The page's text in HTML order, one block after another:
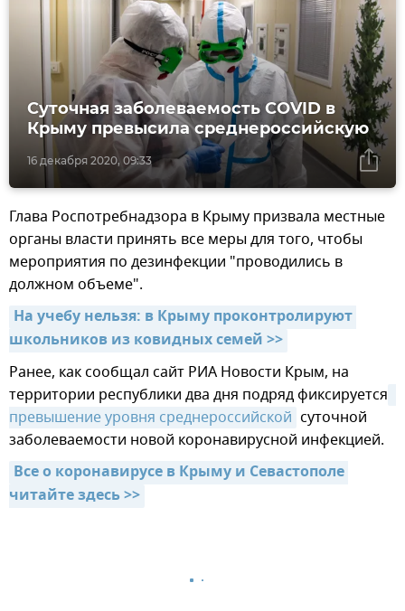
16 декабря 2020, 09:33
Суточная заболеваемость COVID в
Крыму превысила среднероссийскую
Глава Роспотребнадзора в Крыму призвала местные
органы власти принять все меры для того, чтобы
мероприятия по дезинфекции "проводились в
должном объеме".
На учебу нельзя: в Крыму проконтролируют
школьников из ковидных семей >>
Ранее, как сообщал сайт РИА Новости Крым, на
территории республики два дня подряд фиксируется
превышение уровня среднероссийской суточной
заболеваемости новой коронавирусной инфекцией.
Все о коронавирусе в Крыму и Севастополе
читайте здесь >>